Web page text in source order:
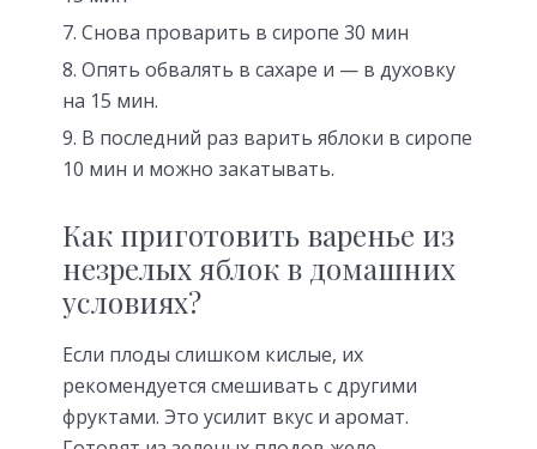
Снова проварить в сиропе 30 мин
Опять обвалять в сахаре и — в духовку
на 15 мин.
В последний раз варить яблоки в сиропе
10 мин и можно закатывать.
Как приготовить варенье из
незрелых яблок в домашних
условиях?
Если плоды слишком кислые, их
рекомендуется смешивать с другими
фруктами. Это усилит вкус и аромат.